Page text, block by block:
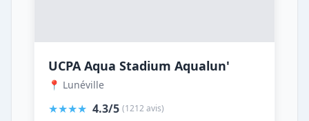
UCPA Aqua Stadium Aqualun'
📍 Lunéville
★★★★ 4.3/5 (1212 avis)